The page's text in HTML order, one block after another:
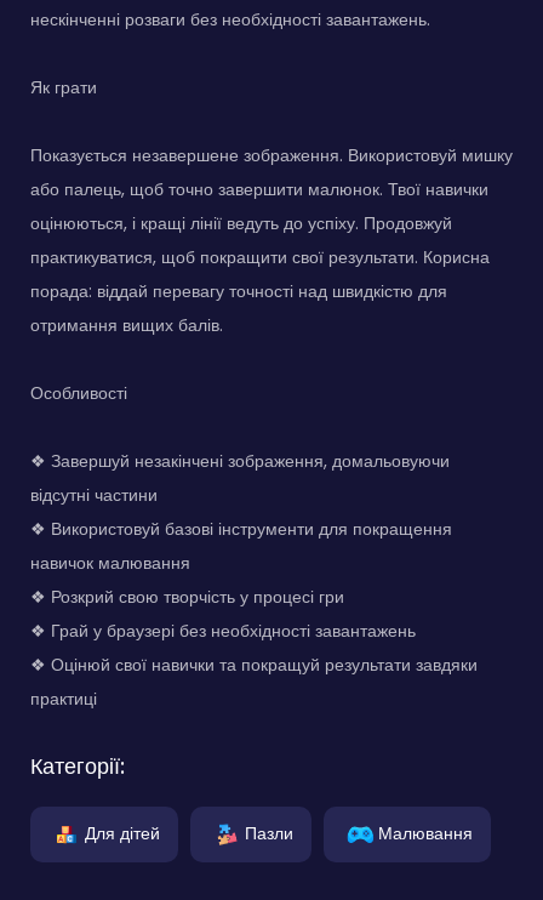
нескінченні розваги без необхідності завантажень.
Як грати
Показується незавершене зображення. Використовуй мишку
або палець, щоб точно завершити малюнок. Твої навички
оцінюються, і кращі лінії ведуть до успіху. Продовжуй
практикуватися, щоб покращити свої результати. Корисна
порада: віддай перевагу точності над швидкістю для
отримання вищих балів.
Особливості
❖ Завершуй незакінчені зображення, домальовуючи
відсутні частини
❖ Використовуй базові інструменти для покращення
навичок малювання
❖ Розкрий свою творчість у процесі гри
❖ Грай у браузері без необхідності завантажень
❖ Оцінюй свої навички та покращуй результати завдяки
практиці
Категорії:
Для дітей Пазли Малювання